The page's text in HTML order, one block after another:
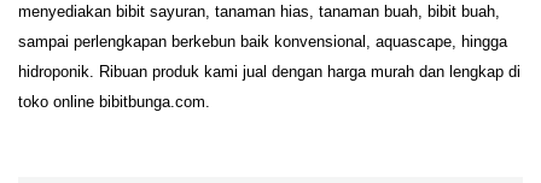
menyediakan bibit sayuran, tanaman hias, tanaman buah, bibit buah,
sampai perlengkapan berkebun baik konvensional, aquascape, hingga
hidroponik. Ribuan produk kami jual dengan harga murah dan lengkap di
toko online bibitbunga.com.